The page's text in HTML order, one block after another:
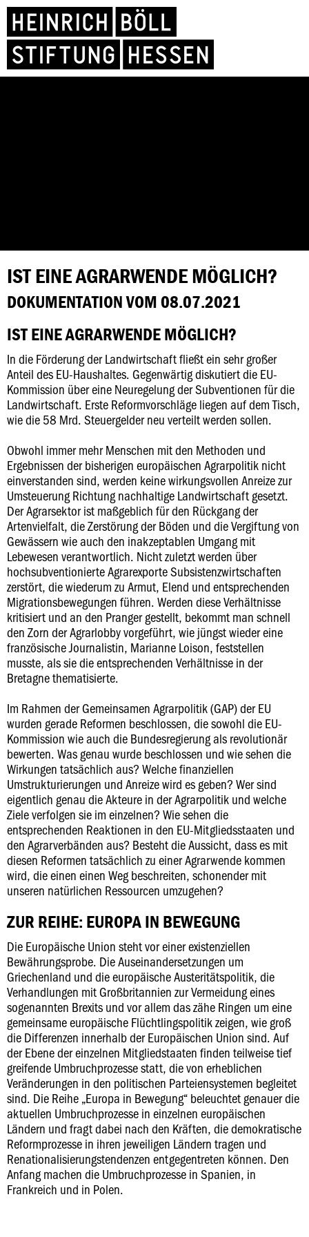
IST EINE AGRARWENDE MÖGLICH?
DOKUMENTATION VOM 08.07.2021
IST EINE AGRARWENDE MÖGLICH?
In die Förderung der Landwirtschaft fließt ein sehr großer
Anteil des EU-Haushaltes. Gegenwärtig diskutiert die EU-
Kommission über eine Neuregelung der Subventionen für die
Landwirtschaft. Erste Reformvorschläge liegen auf dem Tisch,
wie die 58 Mrd. Steuergelder neu verteilt werden sollen.
Obwohl immer mehr Menschen mit den Methoden und
Ergebnissen der bisherigen europäischen Agrarpolitik nicht
einverstanden sind, werden keine wirkungsvollen Anreize zur
Umsteuerung Richtung nachhaltige Landwirtschaft gesetzt.
Der Agrarsektor ist maßgeblich für den Rückgang der
Artenvielfalt, die Zerstörung der Böden und die Vergiftung von
Gewässern wie auch den inakzeptablen Umgang mit
Lebewesen verantwortlich. Nicht zuletzt werden über
hochsubventionierte Agrarexporte Subsistenzwirtschaften
zerstört, die wiederum zu Armut, Elend und entsprechenden
Migrationsbewegungen führen. Werden diese Verhältnisse
kritisiert und an den Pranger gestellt, bekommt man schnell
den Zorn der Agrarlobby vorgeführt, wie jüngst wieder eine
französische Journalistin, Marianne Loison, feststellen
musste, als sie die entsprechenden Verhältnisse in der
Bretagne thematisierte.
Im Rahmen der Gemeinsamen Agrarpolitik (GAP) der EU
wurden gerade Reformen beschlossen, die sowohl die EU-
Kommission wie auch die Bundesregierung als revolutionär
bewerten. Was genau wurde beschlossen und wie sehen die
Wirkungen tatsächlich aus? Welche finanziellen
Umstrukturierungen und Anreize wird es geben? Wer sind
eigentlich genau die Akteure in der Agrarpolitik und welche
Ziele verfolgen sie im einzelnen? Wie sehen die
entsprechenden Reaktionen in den EU-Mitgliedsstaaten und
den Agrarverbänden aus? Besteht die Aussicht, dass es mit
diesen Reformen tatsächlich zu einer Agrarwende kommen
wird, die einen einen Weg beschreiten, schonender mit
unseren natürlichen Ressourcen umzugehen?
ZUR REIHE: EUROPA IN BEWEGUNG
Die Europäische Union steht vor einer existenziellen
Bewährungsprobe. Die Auseinandersetzungen um
Griechenland und die europäische Austeritätspolitik, die
Verhandlungen mit Großbritannien zur Vermeidung eines
sogenannten Brexits und vor allem das zähe Ringen um eine
gemeinsame europäische Flüchtlingspolitik zeigen, wie groß
die Differenzen innerhalb der Europäischen Union sind. Auf
der Ebene der einzelnen Mitgliedstaaten finden teilweise tief
greifende Umbruchprozesse statt, die von erheblichen
Veränderungen in den politischen Parteiensystemen begleitet
sind. Die Reihe „Europa in Bewegung“ beleuchtet genauer die
aktuellen Umbruchprozesse in einzelnen europäischen
Ländern und fragt dabei nach den Kräften, die demokratische
Reformprozesse in ihren jeweiligen Ländern tragen und
Renationalisierungstendenzen entgegentreten können. Den
Anfang machen die Umbruchprozesse in Spanien, in
Frankreich und in Polen.